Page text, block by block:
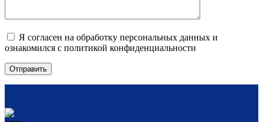
Я согласен на обработку персональных данных и
ознакомился с политикой конфиденциальности